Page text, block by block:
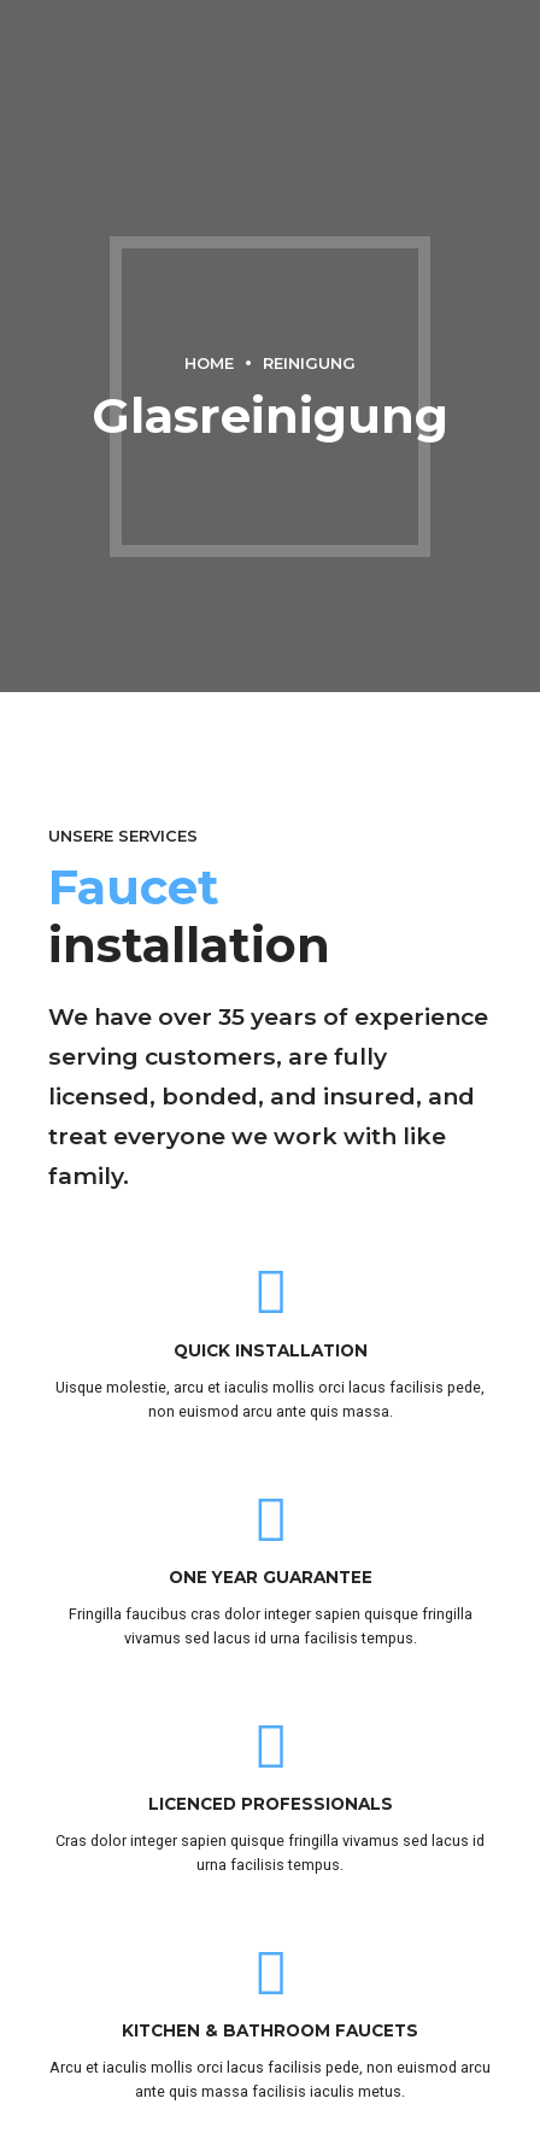
HOME REINIGUNG
Glasreinigung
UNSERE SERVICES
Faucet
installation
We have over 35 years of experience
serving customers, are fully
licensed, bonded, and insured, and
treat everyone we work with like
family.
QUICK INSTALLATION
Uisque molestie, arcu et iaculis mollis orci lacus facilisis pede,
non euismod arcu ante quis massa.
ONE YEAR GUARANTEE
Fringilla faucibus cras dolor integer sapien quisque fringilla
vivamus sed lacus id urna facilisis tempus.
LICENCED PROFESSIONALS
Cras dolor integer sapien quisque fringilla vivamus sed lacus id
urna facilisis tempus.
KITCHEN & BATHROOM FAUCETS
Arcu et iaculis mollis orci lacus facilisis pede, non euismod arcu
ante quis massa facilisis iaculis metus.